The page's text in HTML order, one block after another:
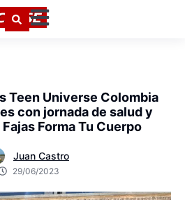
Teen Universe Colombia
con jornada de salud y
Forma Tu Cuerpo
Juan Castro
29/06/2023